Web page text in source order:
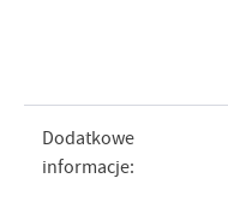
Dodatkowe
informacje: